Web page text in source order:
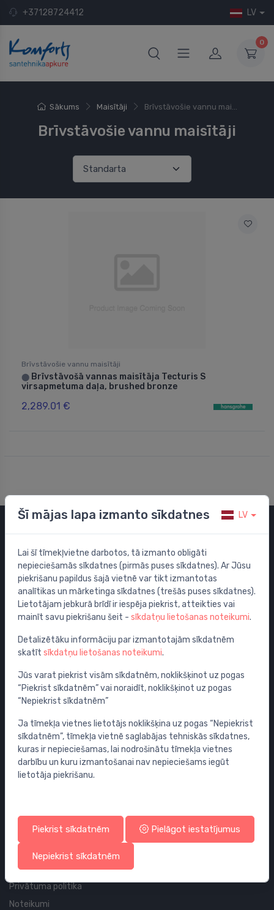
+37128724412 LV
0
Sākums Maisītāji Brīvstāvošie vannu mai...
Brīvstāvošie vannu maisītāji
Brīvstāvošie vannu maisītāji
⬤ Brīvstāvošā vannas maisītāja Tecturis S
virsapmetuma daļa, brushed bronze
2,289.01 €
Izpārdošana
Maisītāji
Izlietnes
Tualetes podi
Vannas
Dušas
Vannas istabas piederumi
Mēbeles
Rāmji un skalošanas sistēmas
Sifoni
Noteces grīdai un vannas istabai
Cauruļvadi un Veidgabali
Tavs konts
Tavi pasūtījumi
Tavas adreses
Sīkdatņu politika
Privātuma politika
Noteikumi
Šī mājas lapa izmanto sīkdatnes LV
Lai šī tīmekļvietne darbotos, tā izmanto obligāti
nepieciešamās sīkdatnes (pirmās puses sīkdatnes). Ar Jūsu
piekrišanu papildus šajā vietnē var tikt izmantotas
analītikas un mārketinga sīkdatnes (trešās puses sīkdatnes).
Lietotājam jebkurā brīdī ir iespēja piekrist, atteikties vai
mainīt savu piekrišanu šeit - sīkdatņu lietošanas noteikumi.
Detalizētāku informāciju par izmantotajām sīkdatnēm
skatīt sīkdatņu lietošanas noteikumi.
Jūs varat piekrist visām sīkdatnēm, noklikšķinot uz pogas
“Piekrist sīkdatnēm” vai noraidīt, noklikšķinot uz pogas
“Nepiekrist sīkdatnēm”
Ja tīmekļa vietnes lietotājs noklikšķina uz pogas “Nepiekrist
sīkdatnēm”, tīmekļa vietnē saglabājas tehniskās sīkdatnes,
kuras ir nepieciešamas, lai nodrošinātu tīmekļa vietnes
darbību un kuru izmantošanai nav nepieciešams iegūt
lietotāja piekrišanu.
Piekrist sīkdatnēm Pielāgot iestatījumus
Nepiekrist sīkdatnēm